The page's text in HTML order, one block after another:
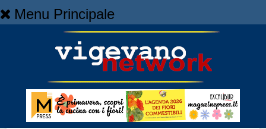
Menu Principale
NEWS
Cronaca